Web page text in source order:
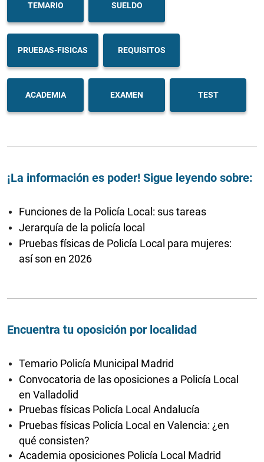
TEMARIO SUELDO
PRUEBAS-FISICAS REQUISITOS
ACADEMIA EXAMEN TEST
¡La información es poder! Sigue leyendo sobre:
Funciones de la Policía Local: sus tareas
Jerarquía de la policía local
Pruebas físicas de Policía Local para mujeres:
así son en 2026
Encuentra tu oposición por localidad
Temario Policía Municipal Madrid
Convocatoria de las oposiciones a Policía Local
en Valladolid
Pruebas físicas Policía Local Andalucía
Pruebas físicas Policía Local en Valencia: ¿en
qué consisten?
Academia oposiciones Policía Local Madrid